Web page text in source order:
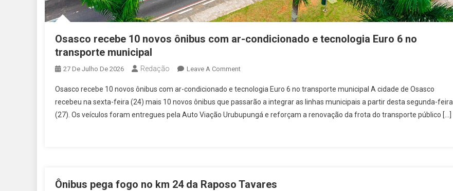
Osasco recebe 10 novos ônibus com ar-condicionado e tecnologia Euro 6 no
transporte municipal
27 De Julho De 2026 Redação Leave A CommentOn
Recebe
10
Novos
Tecnologia
Osasco recebe 10 novos ônibus com ar-condicionado e tecnologia Euro 6 no transporte municipal A cidade de Osasco
recebeu na sexta-feira (24) mais 10 novos ônibus que passarão a integrar as linhas municipais a partir desta segunda-feira
(27). Os veículos foram entregues pela Auto Viação Urubupungá e reforçam a renovação da frota do transporte público […]
Ônibus pega fogo no km 24 da Raposo Tavares